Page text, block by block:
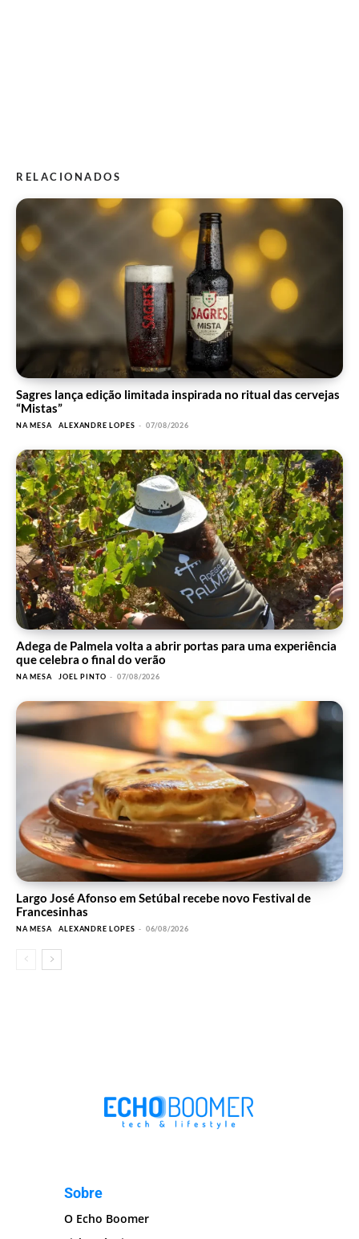
RELACIONADOS
Sagres lança edição limitada inspirada no ritual das cervejas
“Mistas”
NA MESA ALEXANDRE LOPES - 07/08/2026
Adega de Palmela volta a abrir portas para uma experiência
que celebra o final do verão
NA MESA JOEL PINTO - 07/08/2026
Largo José Afonso em Setúbal recebe novo Festival de
Francesinhas
NA MESA ALEXANDRE LOPES - 06/08/2026
Sobre
O Echo Boomer